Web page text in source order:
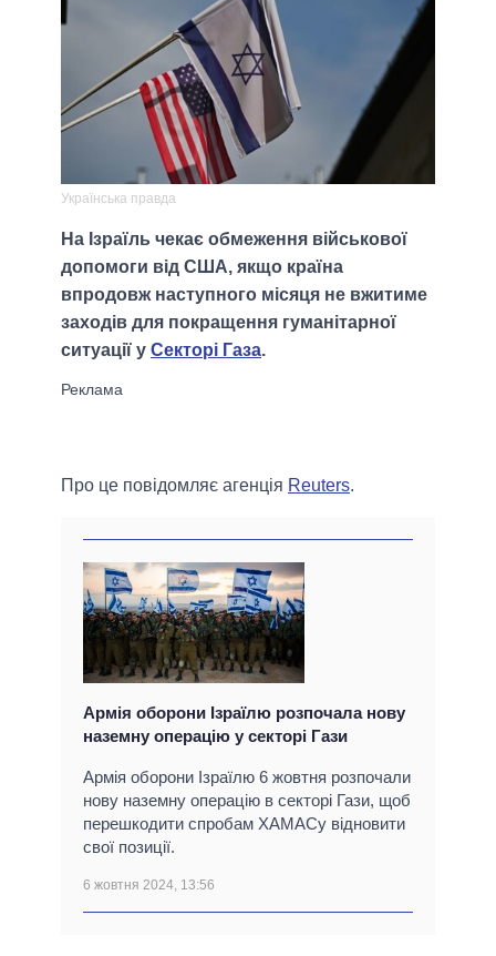
Українська правда
На Ізраїль чекає обмеження військової
допомоги від США, якщо країна
впродовж наступного місяця не вжитиме
заходів для покращення гуманітарної
ситуації у Секторі Газа.
Про це повідомляє агенція Reuters.
Армія оборони Ізраїлю розпочала нову
наземну операцію у секторі Гази
Армія оборони Ізраїлю 6 жовтня розпочали
нову наземну операцію в секторі Гази, щоб
перешкодити спробам ХАМАСу відновити
свої позиції.
6 жовтня 2024, 13:56